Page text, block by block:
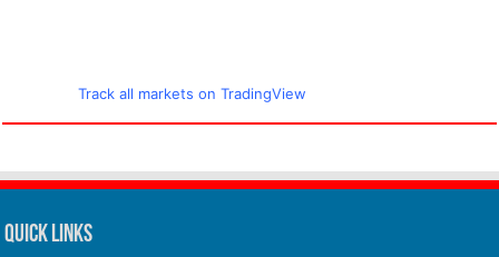
Track all markets on TradingView
Quick Links